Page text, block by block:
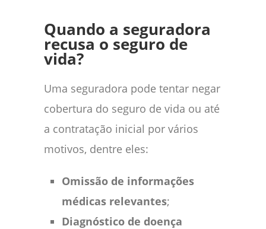
Quando a seguradora
recusa o seguro de
vida?
Uma seguradora pode tentar negar
cobertura do seguro de vida ou até
a contratação inicial por vários
motivos, dentre eles:
Omissão de informações
médicas relevantes;
Diagnóstico de doença